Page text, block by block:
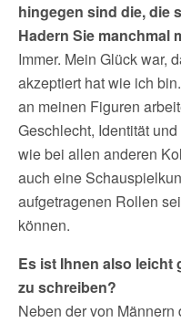
hingegen sind die, die
Hadern Sie manchmal
Immer. Mein Glück war,
akzeptiert hat wie ich
an meinen Figuren
Geschlecht, Identität
wie bei allen anderen
auch eine
aufgetragenen Rollen
können.
Es ist Ihnen also leicht
zu schreiben?
Neben der von